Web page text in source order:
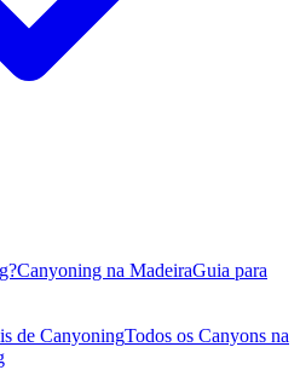
Canyoning na MadeiraGuia para
de CanyoningTodos os Canyons na